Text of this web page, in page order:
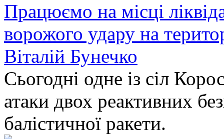
Працюємо на місці
ворожого удару на
Віталій Бунечко
Сьогодні одне із сіл
атаки двох реактивних
балістичної ракети.